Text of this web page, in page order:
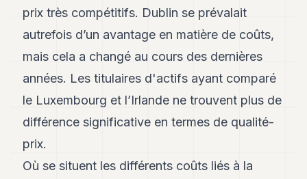
prix très compétitifs. Dublin se prévalait
autrefois d’un avantage en matière de coûts,
mais cela a changé au cours des dernières
années. Les titulaires d'actifs ayant comparé
le Luxembourg et l’Irlande ne trouvent plus de
différence significative en termes de qualité-
prix.
Où se situent les différents coûts liés à la